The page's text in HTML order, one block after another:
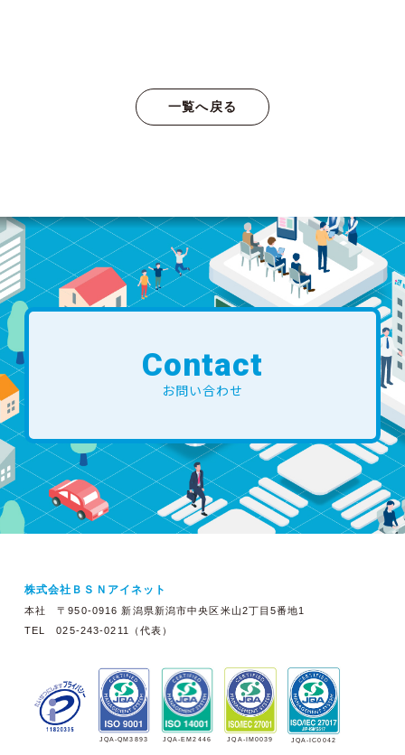
一覧へ戻る
Contact
お問い合わせ
株式会社ＢＳＮアイネット
本社 〒950-0916 新潟県新潟市中央区米山2丁目5番地1
TEL 025-243-0211（代表）
JQA-QM3893 JQA-EM2446 JQA-IM0039 JQA-IC0042